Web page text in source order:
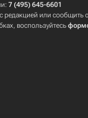
7 (495) 645-6601
редакцией или сообщить
воспользуйтесь